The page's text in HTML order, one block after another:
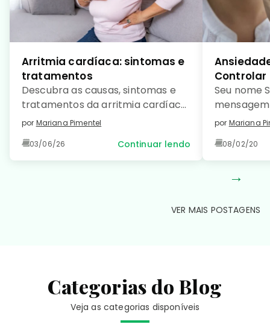
Arritmia cardíaca: sintomas e
tratamentos
Descubra as causas, sintomas e
tratamentos da arritmia cardíaca
e saiba como prevenir essa
coração saudável. Leia no detalhe!
por Mariana Pimentel
03/06/26 Continuar lendo
Controlar
Seu nome
como […]
por Mariana
08/02/20
VER MAIS POSTAGENS
Categorias do Blog
Veja as categorias disponíveis